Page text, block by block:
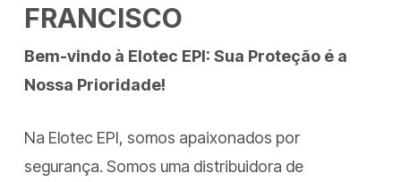
FRANCISCO
Bem-vindo à Elotec EPI: Sua Proteção é a
Nossa Prioridade!
Na Elotec EPI, somos apaixonados por
segurança. Somos uma distribuidora de